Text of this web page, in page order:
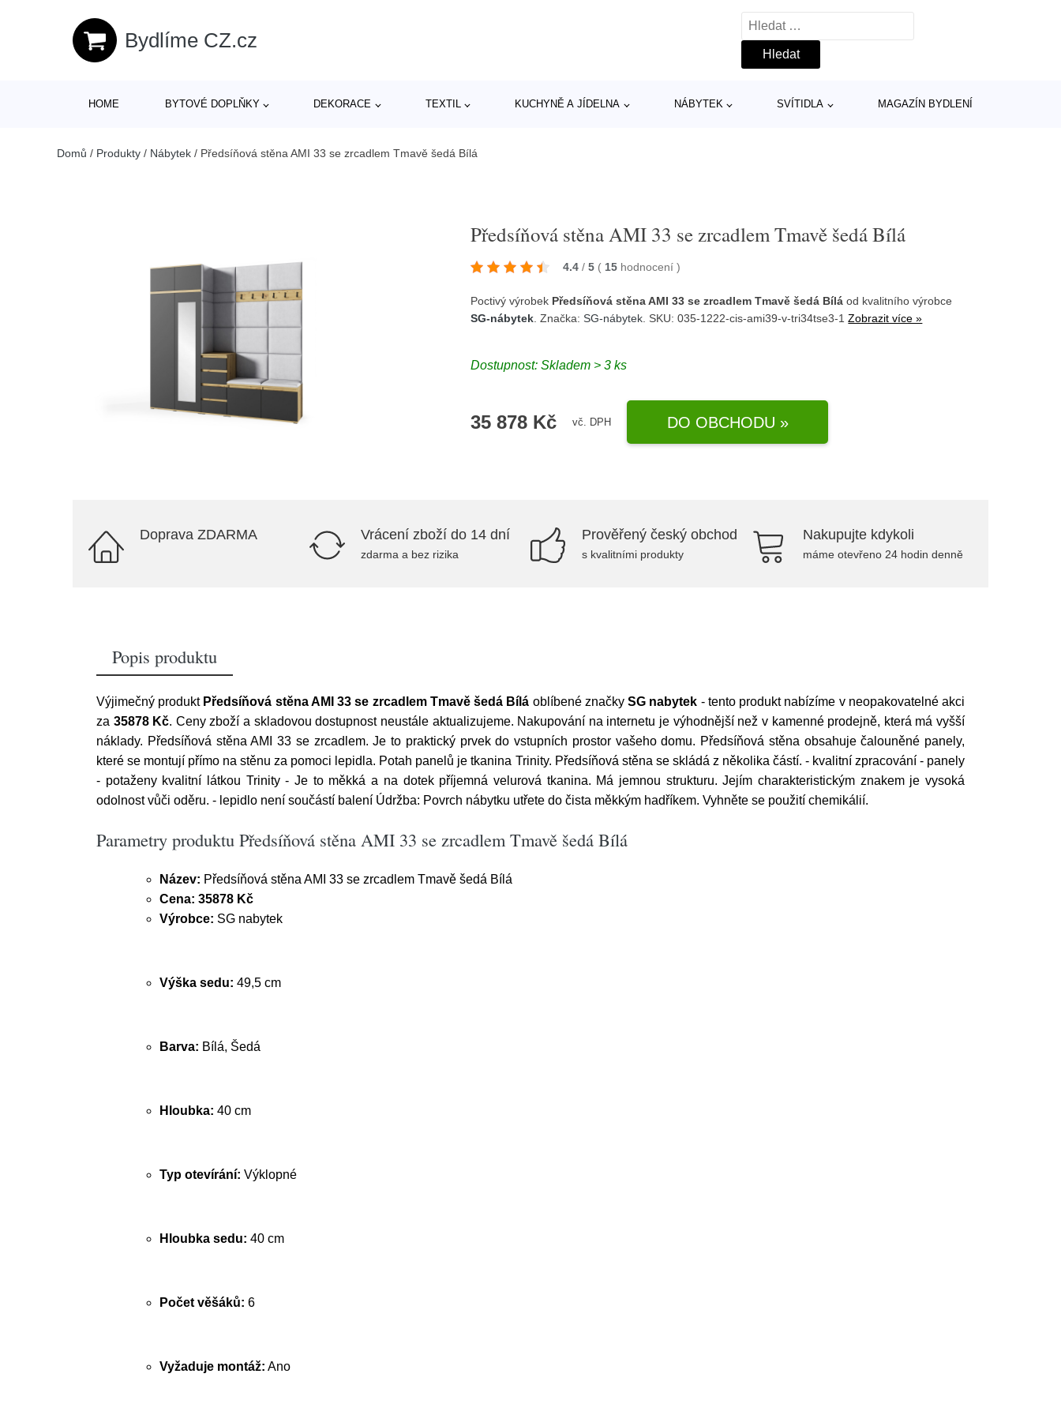
Bydlíme CZ.cz
Vyhledávání
HOME BYTOVÉ DOPLŇKY DEKORACE TEXTIL KUCHYNĚ A JÍDELNA NÁBYTEK SVÍTIDLA MAGAZÍN BYDLENÍ
Domů / Produkty / Nábytek / Předsíňová stěna AMI 33 se zrcadlem Tmavě šedá Bílá
Předsíňová stěna AMI 33 se zrcadlem Tmavě šedá Bílá
4.4 / 5 ( 15 hodnocení)
Poctivý výrobek Předsíňová stěna AMI 33 se zrcadlem Tmavě šedá Bílá od kvalitního výrobce
SG-nábytek . Značka:SG-nábytek . SKU: 035-1222-cis-ami39-v-tri34tse3-1Zobrazit více »
Dostupnost:Skladem > 3 ks
35 878 Kč vč. DPH DO OBCHODU »
Doprava ZDARMA Vrácení zboží do 14 dní
zdarma a bez rizika
Prověřený český obchod
s kvalitními produkty
Nakupujte kdykoli
máme otevřeno 24 hodin denně
Popis produktu
Výjimečný produkt Předsíňová stěna AMI 33 se zrcadlem Tmavě šedá Bílá oblíbené značkySG nabytek - tento produkt nabízíme v neopakovatelné akci
za 35878 Kč. Ceny zboží a skladovou dostupnost neustále aktualizujeme. Nakupování na internetu je výhodnější než v kamenné prodejně, která má vyšší
náklady. Předsíňová stěna AMI 33 se zrcadlem. Je to praktický prvek do vstupních prostor vašeho domu. Předsíňová stěna obsahuje čalouněné panely,
které se montují přímo na stěnu za pomoci lepidla. Potah panelů je tkanina Trinity. Předsíňová stěna se skládá z několika částí. - kvalitní zpracování - panely
- potaženy kvalitní látkou Trinity - Je to měkká a na dotek příjemná velurová tkanina. Má jemnou strukturu. Jejím charakteristickým znakem je vysoká
odolnost vůči oděru. - lepidlo není součástí balení Údržba: Povrch nábytku utřete do čista měkkým hadříkem. Vyhněte se použití chemikálií.
Parametry produktu Předsíňová stěna AMI 33 se zrcadlem Tmavě šedá Bílá
Název: Předsíňová stěna AMI 33 se zrcadlem Tmavě šedá Bílá
Cena: 35878 Kč
Výrobce: SG nabytek
Výška sedu: 49,5 cm
Barva: Bílá, Šedá
Hloubka: 40 cm
Typ otevírání: Výklopné
Hloubka sedu: 40 cm
Počet věšáků: 6
Vyžaduje montáž: Ano